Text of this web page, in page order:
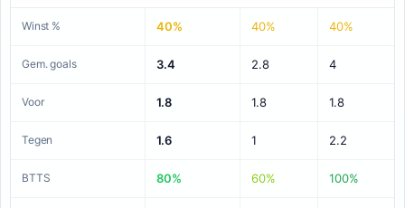
Winst % 40% 40% 40%
Gem. goals 3.4 2.8 4
Voor 1.8 1.8 1.8
Tegen 1.6 1 2.2
BTTS 80% 60% 100%